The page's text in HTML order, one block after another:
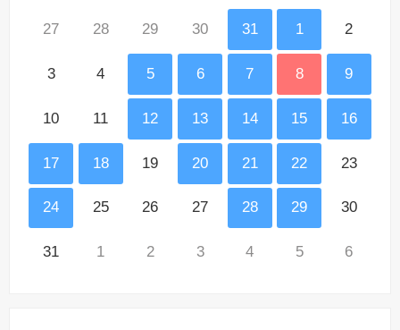
27 28 29 30 31 1 2
3 4 5 6 7 8 9
10 11 12 13 14 15 16
17 18 19 20 21 22 23
24 25 26 27 28 29 30
31 1 2 3 4 5 6